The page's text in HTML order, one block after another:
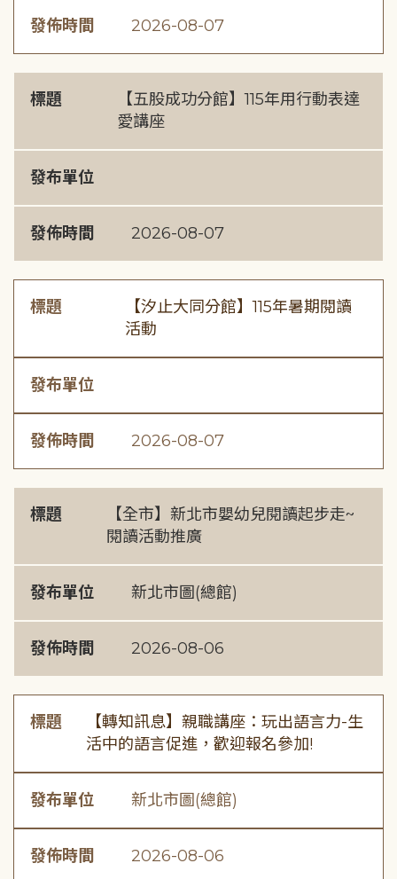
發佈時間 2026-08-07
標題
【五股成功分館】115年用行動表達
愛講座
發布單位
發佈時間 2026-08-07
標題
【汐止大同分館】115年暑期閱讀
活動
發布單位
發佈時間 2026-08-07
標題
【全市】新北市嬰幼兒閱讀起步走~
閱讀活動推廣
發布單位 新北市圖(總館)
發佈時間 2026-08-06
標題
【轉知訊息】親職講座：玩出語言力-生
活中的語言促進，歡迎報名參加!
發布單位 新北市圖(總館)
發佈時間 2026-08-06